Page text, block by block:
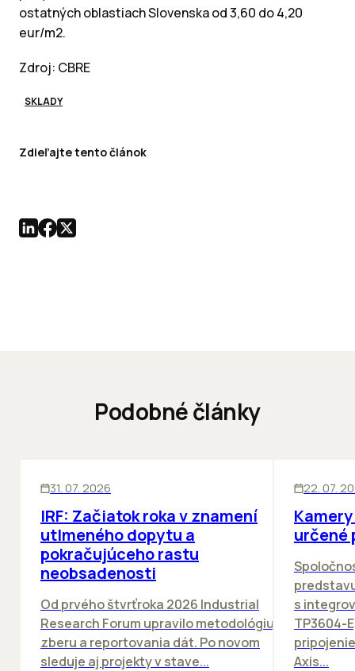
ostatných oblastiach Slovenska od 3,60 do 4,20
eur/m2.
Zdroj: CBRE
SKLADY
Zdieľajte tento článok
Podobné články
31. 07. 2026
IRF: Začiatok roka v znamení
utlmeného dopytu a
pokračujúceho rastu
neobsadenosti
Od prvého štvrťroka 2026 Industrial
Research Forum upravilo metodológiu
zberu a reportovania dát. Po novom
sleduje aj projekty v stave...
22. 07.
určené
s
TP3604-
Axis...